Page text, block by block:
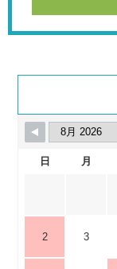
日 月
2 3